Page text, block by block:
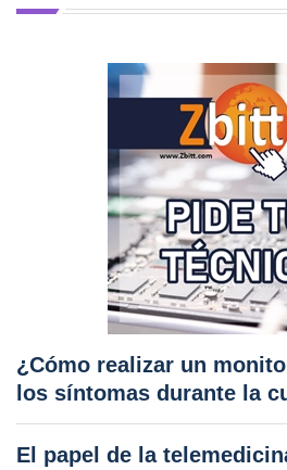
¿Cómo realizar un
los síntomas durante la
El papel de la